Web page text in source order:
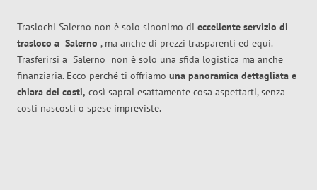
Traslochi Salerno non è solo sinonimo di eccellente servizio di
trasloco a Salerno , ma anche di prezzi trasparenti ed equi.
Trasferirsi a Salerno non è solo una sfida logistica ma anche
finanziaria. Ecco perché ti offriamo una panoramica dettagliata e
chiara dei costi, così saprai esattamente cosa aspettarti, senza
costi nascosti o spese impreviste.